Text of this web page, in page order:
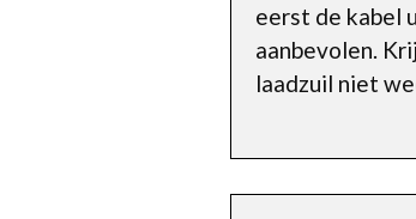
eerst de kabel
aanbevolen.
laadzuil niet